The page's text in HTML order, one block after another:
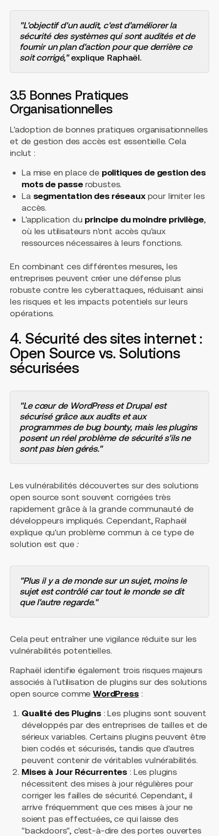
"L'objectif d'un audit, c'est d'améliorer la
sécurité des systèmes qui sont audités et de
fournir un plan d'action pour que derrière ce
soit corrigé,"explique Raphaël.
3.5 Bonnes Pratiques
Organisationnelles
L'adoption de bonnes pratiques organisationnelles
et de gestion des accès est essentielle. Cela
inclut :
La mise en place de politiques de gestion des
mots de passe robustes.
La segmentation des réseaux pour limiter les
accès.
L'application du principe du moindre privilège,
où les utilisateurs n'ont accès qu'aux
ressources nécessaires à leurs fonctions.
En combinant ces différentes mesures, les
entreprises peuvent créer une défense plus
robuste contre les cyberattaques, réduisant ainsi
les risques et les impacts potentiels sur leurs
opérations.
4. Sécurité des sites internet :
Open Source vs. Solutions
sécurisées
"Le cœur de WordPress et Drupal est
sécurisé grâce aux audits et aux
programmes de bug bounty, mais les plugins
posent un réel problème de sécurité s'ils ne
sont pas bien gérés."
Les vulnérabilités découvertes sur des solutions
open source sont souvent corrigées très
rapidement grâce à la grande communauté de
développeurs impliqués. Cependant, Raphaël
explique qu'un problème commun à ce type de
solution est que :
"Plus il y a de monde sur un sujet, moins le
sujet est contrôlé car tout le monde se dit
que l'autre regarde."
Cela peut entraîner une vigilance réduite sur les
vulnérabilités potentielles.
Raphaël identifie également trois risques majeurs
associés à l'utilisation de plugins sur des solutions
open source commeWordPress:
Qualité des Plugins: Les plugins sont souvent
développés par des entreprises de tailles et de
sérieux variables. Certains plugins peuvent être
bien codés et sécurisés, tandis que d'autres
peuvent contenir de véritables vulnérabilités.
Mises à Jour Récurrentes : Les plugins
nécessitent des mises à jour régulières pour
corriger les failles de sécurité. Cependant, il
arrive fréquemment que ces mises à jour ne
soient pas effectuées, ce qui laisse des
"backdoors", c'est-à-dire des portes ouvertes